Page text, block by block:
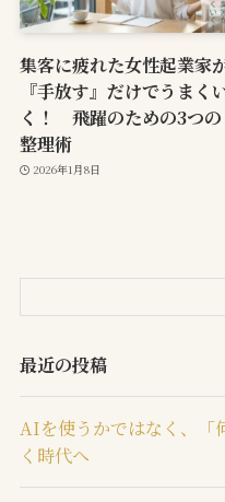
集客に疲れた女性起業家
『手放す』だけでうまく
く！ 飛躍のための3つの
整理術
2026年1月8日
最近の投稿
AIを使うかではなく、「
く時代へ